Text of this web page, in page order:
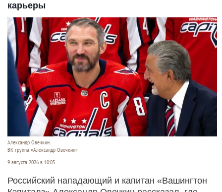
карьеры
Александр Овечкин.
ВК группа «Александр Овечкин»
9 августа 2026 в 10:05
Российский нападающий и капитан «Вашингтон